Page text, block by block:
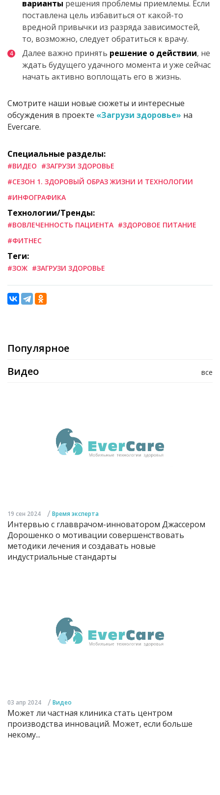
варианты решения проблемы приемлемы. Если
поставлена цель избавиться от какой-то
вредной привычки из разряда зависимостей,
то, возможно, следует обратиться к врачу.
Далее важно принять решение о действии, не
ждать будущего удачного момента и уже сейчас
начать активно воплощать его в жизнь.
Смотрите наши новые сюжеты и интересные
обсуждения в проекте «Загрузи здоровье» на
Evercare.
Специальные разделы:
#ВИДЕО #ЗАГРУЗИ ЗДОРОВЬЕ
#СЕЗОН 1. ЗДОРОВЫЙ ОБРАЗ ЖИЗНИ И ТЕХНОЛОГИИ
#ИНФОГРАФИКА
Технологии/Тренды:
#ВОВЛЕЧЕННОСТЬ ПАЦИЕНТА #ЗДОРОВОЕ ПИТАНИЕ
#ФИТНЕС
Теги:
#ЗОЖ #ЗАГРУЗИ ЗДОРОВЬЕ
Популярное
все
Видео
19 сен 2024 / Время эксперта
Интервью с главврачом-инноватором Джассером
Дорошенко о мотивации совершенствовать
методики лечения и создавать новые
индустриальные стандарты
03 апр 2024 / Видео
Может ли частная клиника стать центром
производства инноваций. Может, если больше
некому...